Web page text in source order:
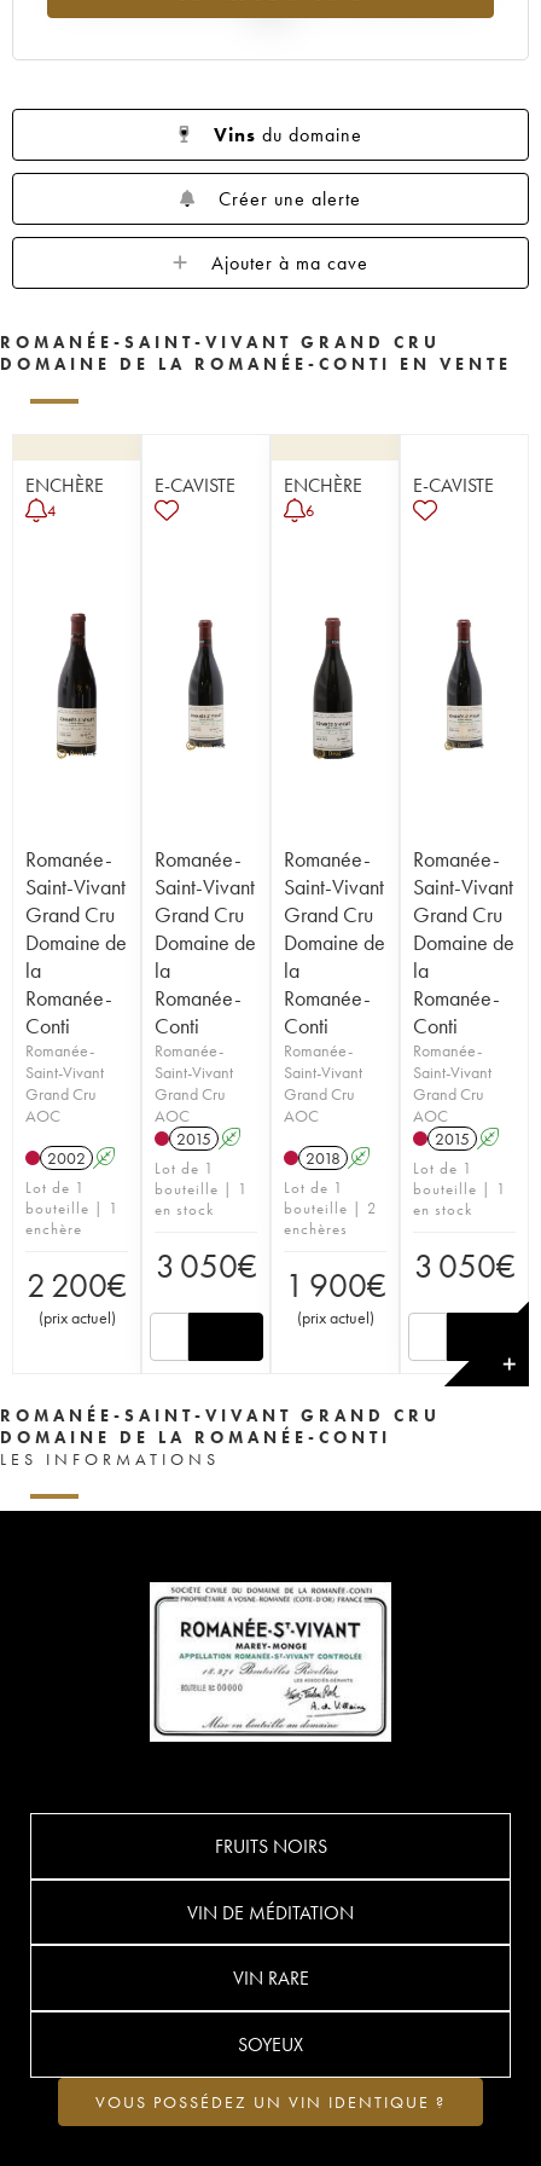
Vins du domaine
Créer une alerte
Ajouter à ma cave
ROMANÉE-SAINT-VIVANT GRAND CRU
DOMAINE DE LA ROMANÉE-CONTI EN VENTE
ENCHÈRE
4
Romanée-
Saint-Vivant
Grand Cru
Domaine de
la
Romanée-
Conti
Romanée-
Saint-Vivant
Grand Cru
AOC
2002 A
Lot de 1
bouteille | 1
enchère
2 200€
(prix actuel)
E-CAVISTE
Romanée-
Saint-Vivant
Grand Cru
Domaine de
la
Romanée-
Conti
Romanée-
Saint-Vivant
Grand Cru
AOC
2015 A
Lot de 1
bouteille | 1
en stock
3 050€
ENCHÈRE
6
Romanée-
Saint-Vivant
Grand Cru
Domaine de
la
Romanée-
Conti
Romanée-
Saint-Vivant
Grand Cru
AOC
2018 A
Lot de 1
bouteille | 2
enchères
1 900€
(prix actuel)
E-CAVISTE
Romanée-
Saint-Vivant
Grand Cru
Domaine de
la
Romanée-
Conti
Romanée-
Saint-Vivant
Grand Cru
AOC
2015 A
Lot de 1
bouteille | 1
en stock
3 050€
✕
ROMANÉE-SAINT-VIVANT GRAND CRU
DOMAINE DE LA ROMANÉE-CONTI
LES INFORMATIONS
FRUITS NOIRS
VIN DE MÉDITATION
VIN RARE
SOYEUX
VOUS POSSÉDEZ UN VIN IDENTIQUE ?